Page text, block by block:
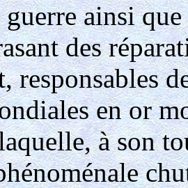
guerre ainsi
des
responsables
en or
à son